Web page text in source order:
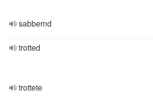
sabbernd
trotted
trottete